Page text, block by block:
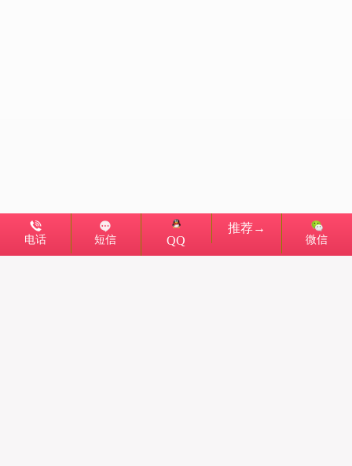
电话 短信 QQ
推荐→
微信